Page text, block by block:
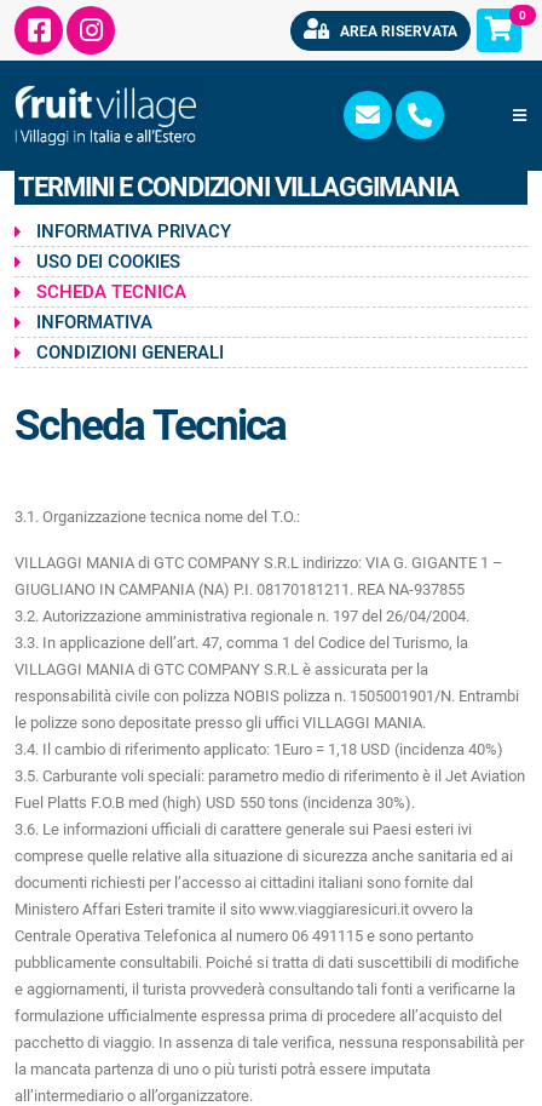
AREA RISERVATA
0
TERMINI E CONDIZIONI VILLAGGIMANIA
INFORMATIVA PRIVACY
USO DEI COOKIES
SCHEDA TECNICA
INFORMATIVA
CONDIZIONI GENERALI
Scheda Tecnica
3.1. Organizzazione tecnica nome del T.O.:
VILLAGGI MANIA di GTC COMPANY S.R.L indirizzo: VIA G. GIGANTE 1 –
GIUGLIANO IN CAMPANIA (NA) P.I. 08170181211. REA NA-937855
3.2. Autorizzazione amministrativa regionale n. 197 del 26/04/2004.
3.3. In applicazione dell’art. 47, comma 1 del Codice del Turismo, la
VILLAGGI MANIA di GTC COMPANY S.R.L è assicurata per la
responsabilità civile con polizza NOBIS polizza n. 1505001901/N. Entrambi
le polizze sono depositate presso gli uffici VILLAGGI MANIA.
3.4. Il cambio di riferimento applicato: 1Euro = 1,18 USD (incidenza 40%)
3.5. Carburante voli speciali: parametro medio di riferimento è il Jet Aviation
Fuel Platts F.O.B med (high) USD 550 tons (incidenza 30%).
3.6. Le informazioni ufficiali di carattere generale sui Paesi esteri ivi
comprese quelle relative alla situazione di sicurezza anche sanitaria ed ai
documenti richiesti per l’accesso ai cittadini italiani sono fornite dal
Ministero Affari Esteri tramite il sito www.viaggiaresicuri.it ovvero la
Centrale Operativa Telefonica al numero 06 491115 e sono pertanto
pubblicamente consultabili. Poiché si tratta di dati suscettibili di modifiche
e aggiornamenti, il turista provvederà consultando tali fonti a verificarne la
formulazione ufficialmente espressa prima di procedere all’acquisto del
pacchetto di viaggio. In assenza di tale verifica, nessuna responsabilità per
la mancata partenza di uno o più turisti potrà essere imputata
all’intermediario o all’organizzatore.